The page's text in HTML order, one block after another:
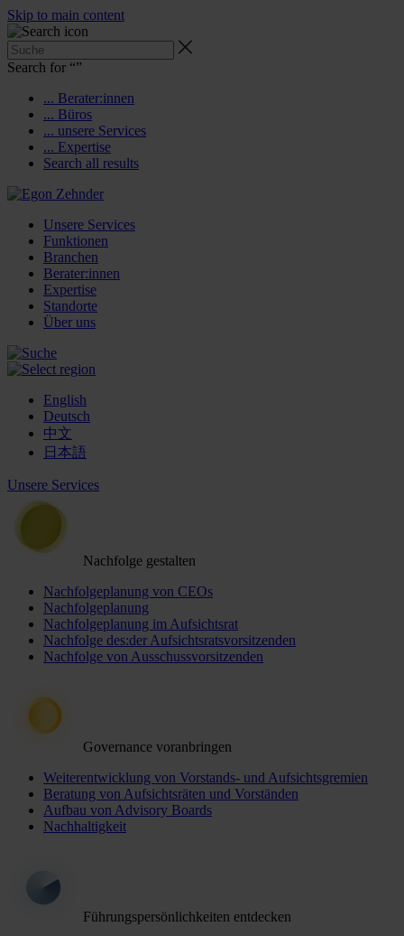
Skip to main content
Search for “”
... Berater:innen
... Büros
... unsere Services
... Expertise
Search all results
Unsere Services
Funktionen
Branchen
Berater:innen
Expertise
Standorte
Über uns
English
Deutsch
中文
日本語
Unsere Services
Nachfolge gestalten
Nachfolgeplanung von CEOs
Nachfolgeplanung
Nachfolgeplanung im Aufsichtsrat
Nachfolge des:der Aufsichtsratsvorsitzenden
Nachfolge von Ausschussvorsitzenden
Governance voranbringen
Weiterentwicklung von Vorstands- und Aufsichtsgremien
Beratung von Aufsichtsräten und Vorständen
Aufbau von Advisory Boards
Nachhaltigkeit
Führungspersönlichkeiten entdecken